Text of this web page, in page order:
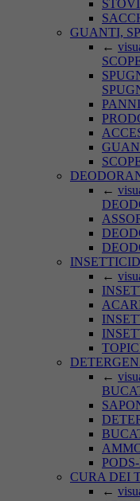
GUANTI,
←
←
←
←
CURA DEI
←